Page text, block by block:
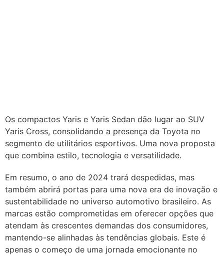
Os compactos Yaris e Yaris Sedan dão lugar ao SUV
Yaris Cross, consolidando a presença da Toyota no
segmento de utilitários esportivos. Uma nova proposta
que combina estilo, tecnologia e versatilidade.
Em resumo, o ano de 2024 trará despedidas, mas
também abrirá portas para uma nova era de inovação e
sustentabilidade no universo automotivo brasileiro. As
marcas estão comprometidas em oferecer opções que
atendam às crescentes demandas dos consumidores,
mantendo-se alinhadas às tendências globais. Este é
apenas o começo de uma jornada emocionante no